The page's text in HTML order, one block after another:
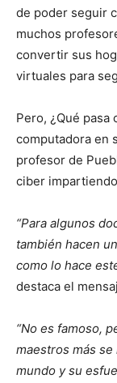
de poder seguir
muchos
convertir sus
virtuales para
Pero, ¿Qué
computadora en
profesor de
ciber
“Para algunos
también hacen
como lo hace
destaca el
“No es famoso,
maestros más
mundo y su